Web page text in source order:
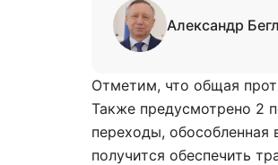
Александр
Отметим, что общая
Также предусмотрено 2
переходы, обособленная
получится обеспечить